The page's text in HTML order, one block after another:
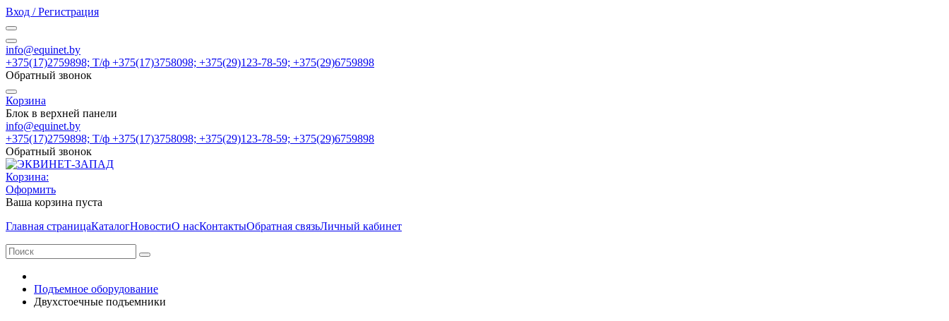
Вход / Регистрация
info@equinet.by
+375(17)2759898; Т/ф +375(17)3758098; +375(29)123-78-59; +375(29)6759898
Обратный звонок
Корзина
Блок в верхней панели
info@equinet.by
+375(17)2759898; Т/ф +375(17)3758098; +375(29)123-78-59; +375(29)6759898
Обратный звонок
Корзина:
Оформить
Ваша корзина пуста
Главная страницаКаталогНовостиО насКонтактыОбратная связьЛичный кабинет
Подъемное оборудование
Двухстоечные подъемники